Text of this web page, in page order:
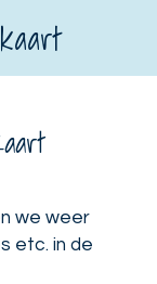
we weer
etc. in de